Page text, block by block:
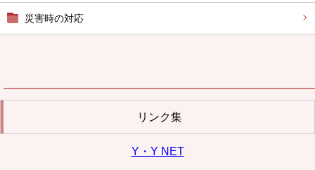
災害時の対応
リンク集
Y・Y NET